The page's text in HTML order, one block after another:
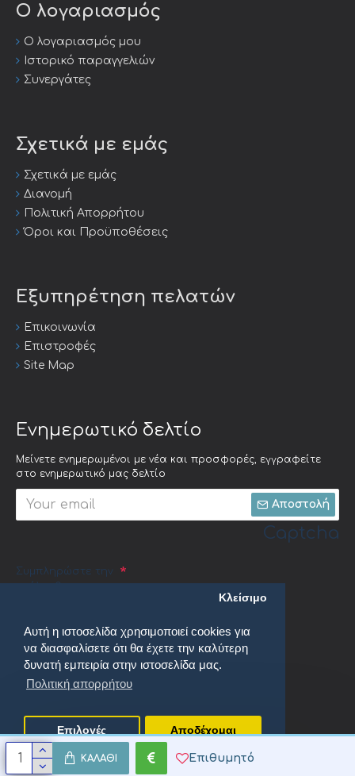
Αυτή η ιστοσελίδα χρησιμοποιεί cookies για
να διασφαλίσετε ότι θα έχετε την καλύτερη
δυνατή εμπειρία στην ιστοσελίδα μας.
Πολιτική απορρήτου
Κλείσιμο
Επιλογές Αποδέχομαι
ΚΑΛΆΘΙ Επιθυμητό
Ο λογαριασμός
Ο λογαριασμός μου
Ιστορικό παραγγελιών
Συνεργάτες
Σχετικά με εμάς
Σχετικά με εμάς
Διανομή
Πολιτική Απορρήτου
Όροι και Προϋποθέσεις
Εξυπηρέτηση πελατών
Επικοινωνία
Επιστροφές
Site Map
Ενημερωτικό δελτίο
Μείνετε ενημερωμένοι με νέα και προσφορές, εγγραφείτε
στο ενημερωτικό μας δελτίο
Αποστολή
Captcha
Συμπληρώστε την
ακόλουθη
Πολιτική απορρήτου
Productions. All Rights Reserved.